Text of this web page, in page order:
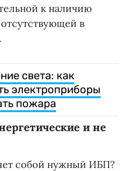
к наличию
в
света: как
электроприборы
пожара
и не
собой нужный ИБП?